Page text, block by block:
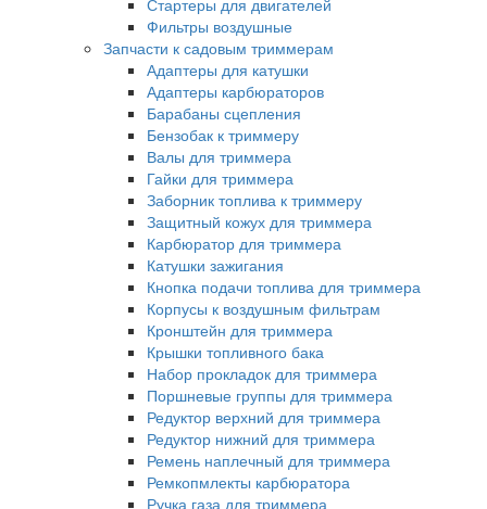
Стартеры для двигателей
Фильтры воздушные
Запчасти к садовым триммерам
Адаптеры для катушки
Адаптеры карбюраторов
Барабаны сцепления
Бензобак к триммеру
Валы для триммера
Гайки для триммера
Заборник топлива к триммеру
Защитный кожух для триммера
Карбюратор для триммера
Катушки зажигания
Кнопка подачи топлива для триммера
Корпусы к воздушным фильтрам
Кронштейн для триммера
Крышки топливного бака
Набор прокладок для триммера
Поршневые группы для триммера
Редуктор верхний для триммера
Редуктор нижний для триммера
Ремень наплечный для триммера
Ремкопмлекты карбюратора
Ручка газа для триммера